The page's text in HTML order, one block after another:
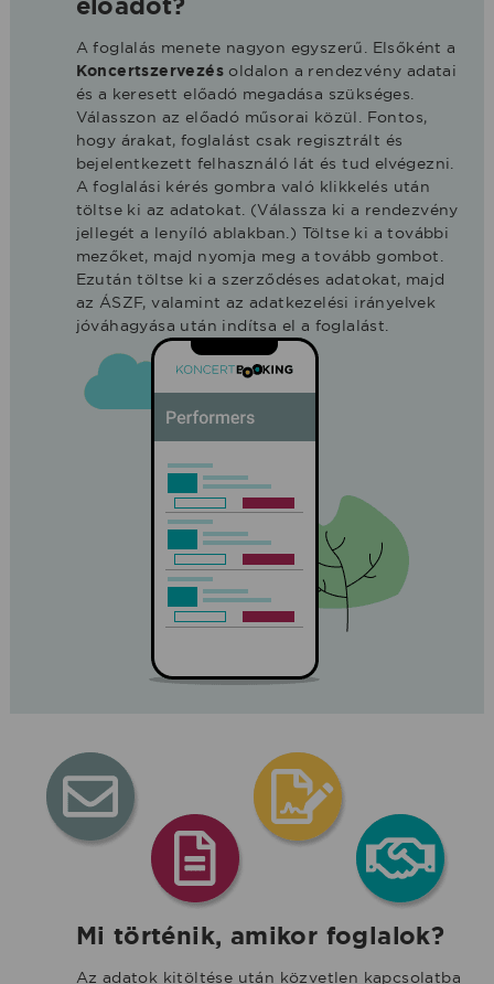
A foglalás menete nagyon egyszerű. Elsőként a
Koncertszervezésoldalon a rendezvény adatai
és a keresett előadó megadása szükséges.
Válasszon az előadó műsorai közül. Fontos,
hogy árakat, foglalást csak regisztrált és
bejelentkezett felhasználó lát és tud elvégezni.
A foglalási kérés gombra való klikkelés után
töltse ki az adatokat. (Válassza ki a rendezvény
jellegét a lenyíló ablakban.) Töltse ki a további
mezőket, majd nyomja meg a tovább gombot.
Ezután töltse ki a szerződéses adatokat, majd
az ÁSZF, valamint az adatkezelési irányelvek
jóváhagyása után indítsa el a foglalást.
Mi történik, amikor foglalok?
Az adatok kitöltése után közvetlen kapcsolatba